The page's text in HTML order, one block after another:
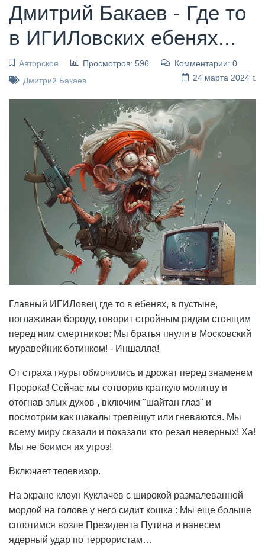
Дмитрий Бакаев - Где то
в ИГИЛовских ебенях...
Авторское Просмотров: 596
Комментарии: 0
24 марта 2024 г.
Дмитрий Бакаев
Главный ИГИЛовец где то в ебенях, в пустыне,
поглаживая бороду, говорит стройным рядам стоящим
перед ним смертников: Мы братья пнули в Московский
муравейник ботинком! - Иншалла!
От страха гяуры обмочились и дрожат перед знаменем
Пророка! Сейчас мы сотворив краткую молитву и
отогнав злых духов , включим "шайтан глаз" и
посмотрим как шакалы трепещут или гневаются. Мы
всему миру сказали и показали кто резал неверных! Ха!
Мы не боимся их угроз!
Включает телевизор.
На экране клоун Куклачев с широкой размалеванной
мордой на голове у него сидит кошка : Мы еще больше
сплотимся возле Президента Путина и нанесем
ядерный удар по террористам…